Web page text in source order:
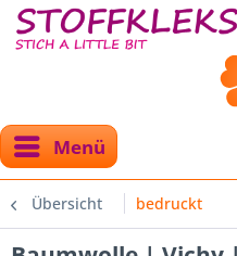
Menü
Übersicht bedruckt